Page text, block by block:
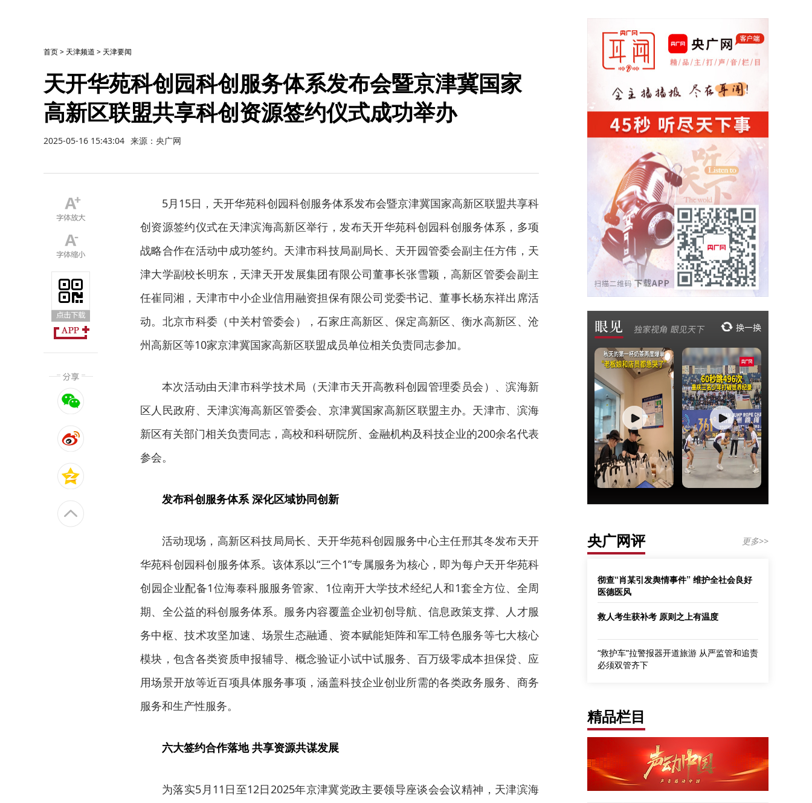
首页> 天津频道 > 天津要闻
天开华苑科创园科创服务体系发布会暨京津冀国家
高新区联盟共享科创资源签约仪式成功举办
2025-05-16 15:43:04 来源：央广网
5月15日，天开华苑科创园科创服务体系发布会暨京津冀国家高新区联盟共享科
创资源签约仪式在天津滨海高新区举行，发布天开华苑科创园科创服务体系，多项
战略合作在活动中成功签约。天津市科技局副局长、天开园管委会副主任方伟，天
津大学副校长明东，天津天开发展集团有限公司董事长张雪颖，高新区管委会副主
任崔同湘，天津市中小企业信用融资担保有限公司党委书记、董事长杨东祥出席活
动。北京市科委（中关村管委会），石家庄高新区、保定高新区、衡水高新区、沧
州高新区等10家京津冀国家高新区联盟成员单位相关负责同志参加。
本次活动由天津市科学技术局（天津市天开高教科创园管理委员会）、滨海新
区人民政府、天津滨海高新区管委会、京津冀国家高新区联盟主办。天津市、滨海
新区有关部门相关负责同志，高校和科研院所、金融机构及科技企业的200余名代表
参会。
发布科创服务体系 深化区域协同创新
活动现场，高新区科技局局长、天开华苑科创园服务中心主任邢其冬发布天开
华苑科创园科创服务体系。该体系以“三个1”专属服务为核心，即为每户天开华苑科
创园企业配备1位海泰科服服务管家、1位南开大学技术经纪人和1套全方位、全周
期、全公益的科创服务体系。服务内容覆盖企业初创导航、信息政策支撑、人才服
务中枢、技术攻坚加速、场景生态融通、资本赋能矩阵和军工特色服务等七大核心
模块，包含各类资质申报辅导、概念验证小试中试服务、百万级零成本担保贷、应
用场景开放等近百项具体服务事项，涵盖科技企业创业所需的各类政务服务、商务
服务和生产性服务。
六大签约合作落地 共享资源共谋发展
为落实5月11日至12日2025年京津冀党政主要领导座谈会会议精神，天津滨海
央广网评 更多>>
彻查“肖某引发舆情事件” 维护全社会良好
医德医风
救人考生获补考 原则之上有温度
“救护车”拉警报器开道旅游 从严监管和追责
必须双管齐下
精品栏目